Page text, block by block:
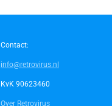
Contact:
info@retrovirus.nl
KvK 90623460
Over Retrovirus